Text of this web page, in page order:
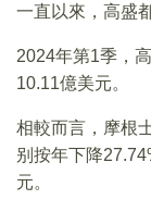
一直以來，高盛
2024年第1季，
10.11億美元。
相較而言，摩根
别按年下降
元。